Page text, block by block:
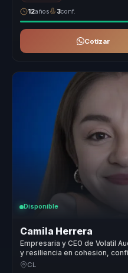
12años 3conf.
Cotizar
Disponible
Camila Herrera
Empresaria y CEO de Volatil
y resiliencia en cohesion,
CL